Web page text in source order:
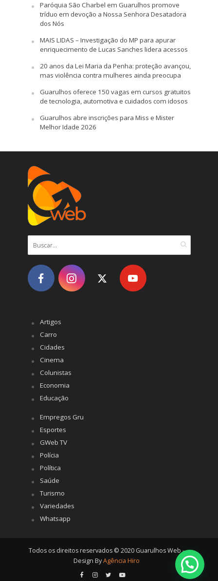
Paróquia São Charbel em Guarulhos promove
tríduo em devoção a Nossa Senhora Desatadora
dos Nós
MAIS LIDAS – Investigação do MP para apurar
enriquecimento de Lucas Sanches lidera acessos
20 anos da Lei Maria da Penha: proteção avançou,
mas violência contra mulheres ainda preocupa
Guarulhos oferece 150 vagas em cursos gratuitos
de tecnologia, automotiva e cuidados com idosos
Guarulhos abre inscrições para Miss e Mister
Melhor Idade 2026
Artigos
Carro
Cidades
Cinema
Colunistas
Economia
Educação
Empregos Gru
Esportes
GWeb TV
Polícia
Política
Saúde
Turismo
Variedades
Whatsapp
Todos os direitos reservados © 2020 Guarulhos Web -
Design ByAgência Hiro